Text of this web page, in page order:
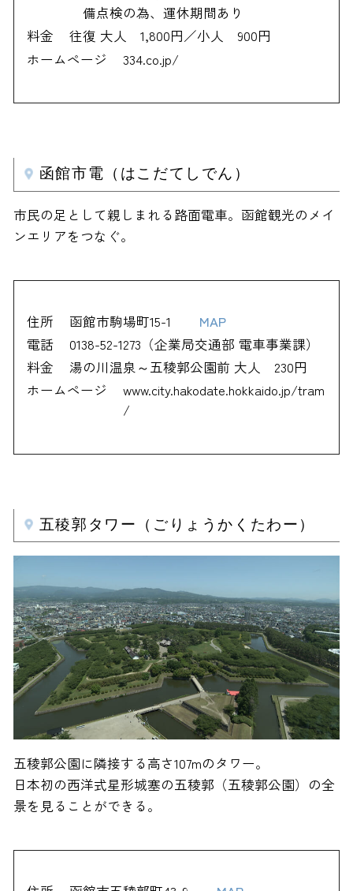
備点検の為、運休期間あり
料金
往復 大人 1,800円／小人 900円
ホームページ
334.co.jp/
函館市電（はこだてしでん）
市民の足として親しまれる路面電車。函館観光のメイ
ンエリアをつなぐ。
住所 函館市駒場町15-1
MAP
電話
0138-52-1273（企業局交通部 電車事業課）
料金
湯の川温泉～五稜郭公園前 大人 230円
ホームページ
www.city.hakodate.hokkaido.jp/tram
/
五稜郭タワー（ごりょうかくたわー）
五稜郭公園に隣接する高さ107mのタワー。
日本初の西洋式星形城塞の五稜郭（五稜郭公園）の全
景を見ることができる。